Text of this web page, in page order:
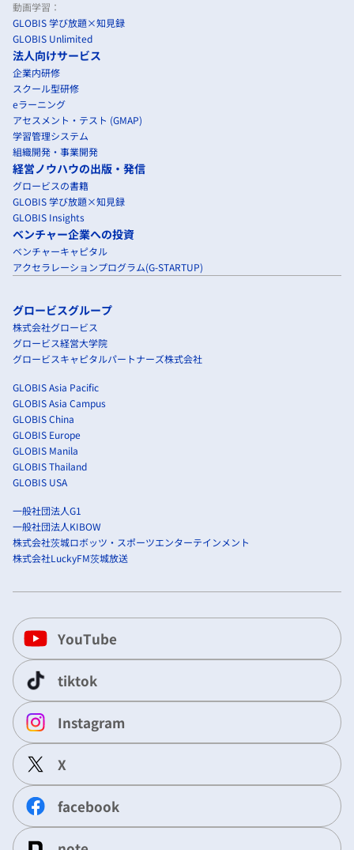
動画学習：
GLOBIS 学び放題×知見録
GLOBIS Unlimited
法人向けサービス
企業内研修
スクール型研修
eラーニング
アセスメント・テスト (GMAP)
学習管理システム
組織開発・事業開発
経営ノウハウの出版・発信
グロービスの書籍
GLOBIS 学び放題×知見録
GLOBIS Insights
ベンチャー企業への投資
ベンチャーキャピタル
アクセラレーションプログラム(G-STARTUP)
グロービスグループ
株式会社グロービス
グロービス経営大学院
グロービスキャピタルパートナーズ株式会社
GLOBIS Asia Pacific
GLOBIS Asia Campus
GLOBIS China
GLOBIS Europe
GLOBIS Manila
GLOBIS Thailand
GLOBIS USA
一般社団法人G1
一般社団法人KIBOW
株式会社茨城ロボッツ・スポーツエンターテインメント
株式会社LuckyFM茨城放送
YouTube
tiktok
Instagram
X
facebook